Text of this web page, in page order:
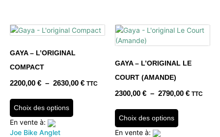
5
5
GAYA – L’ORIGINAL
COMPACT
2200,00 € – 2630,00 € TTC
Choix des options
En vente à:
Joe Bike Anglet
GAYA – L’ORIGINAL LE
COURT (AMANDE)
2300,00 € – 2790,00 € TTC
Choix des options
En vente à: